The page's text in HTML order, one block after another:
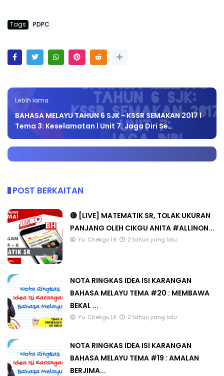
Tags PDPC
Lebih lama
BAHASA MELAYU TAHUN 6 SJK - KSSR SEMAKAN 2017 l
Tema 3: Keselamatan l Unit 7: Jaga Diri Se…
POST BERKAITAN
🔴 [LIVE] MATEMATIK SR, TOLAK UKURAN
PANJANG OLEH CIKGU ANITA #ALLINON...
Yu. Chekgu LK 2 tahun yang lalu
NOTA RINGKAS IDEA ISI KARANGAN
BAHASA MELAYU TEMA #20 : MEMBAWA
BEKAL ...
Yu. Chekgu LK 2 tahun yang lalu
NOTA RINGKAS IDEA ISI KARANGAN
BAHASA MELAYU TEMA #19 : AMALAN
BERJIMA...